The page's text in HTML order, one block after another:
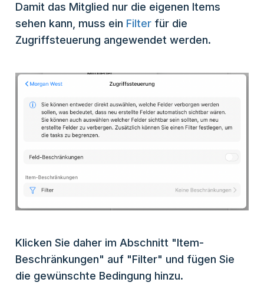
Damit das Mitglied nur die eigenen Items
sehen kann, muss ein Filter für die
Zugriffsteuerung angewendet werden.
Klicken Sie daher im Abschnitt "Item-
Beschränkungen" auf "Filter" und fügen Sie
die gewünschte Bedingung hinzu.